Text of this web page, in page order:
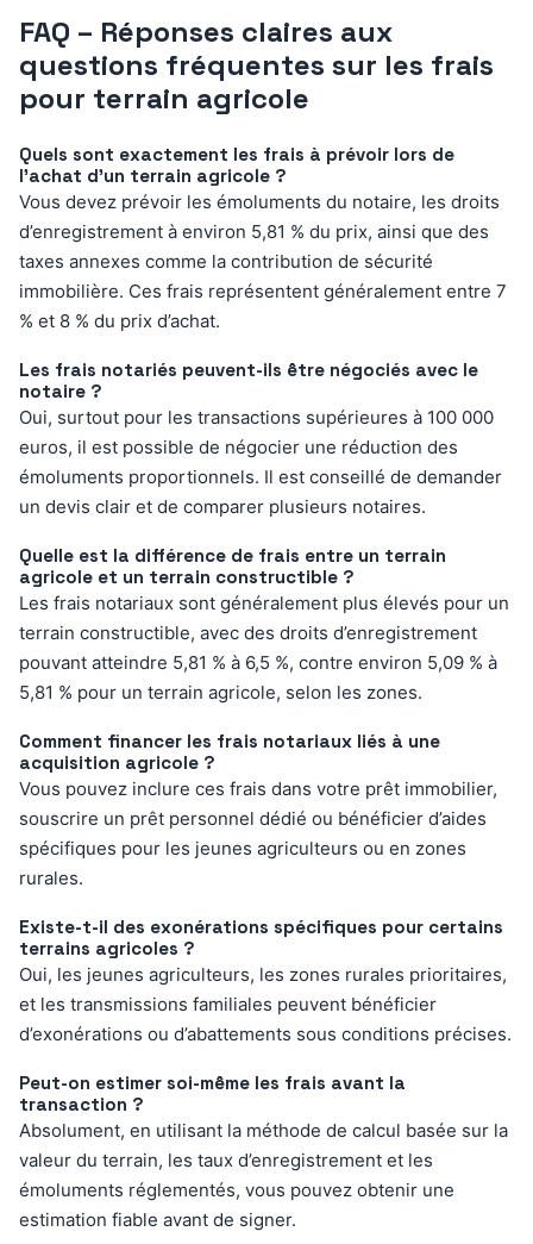
FAQ – Réponses claires aux
questions fréquentes sur les frais
pour terrain agricole
Quels sont exactement les frais à prévoir lors de
l’achat d’un terrain agricole ?
Vous devez prévoir les émoluments du notaire, les droits
d’enregistrement à environ 5,81 % du prix, ainsi que des
taxes annexes comme la contribution de sécurité
immobilière. Ces frais représentent généralement entre 7
% et 8 % du prix d’achat.
Les frais notariés peuvent-ils être négociés avec le
notaire ?
Oui, surtout pour les transactions supérieures à 100 000
euros, il est possible de négocier une réduction des
émoluments proportionnels. Il est conseillé de demander
un devis clair et de comparer plusieurs notaires.
Quelle est la différence de frais entre un terrain
agricole et un terrain constructible ?
Les frais notariaux sont généralement plus élevés pour un
terrain constructible, avec des droits d’enregistrement
pouvant atteindre 5,81 % à 6,5 %, contre environ 5,09 % à
5,81 % pour un terrain agricole, selon les zones.
Comment financer les frais notariaux liés à une
acquisition agricole ?
Vous pouvez inclure ces frais dans votre prêt immobilier,
souscrire un prêt personnel dédié ou bénéficier d’aides
spécifiques pour les jeunes agriculteurs ou en zones
rurales.
Existe-t-il des exonérations spécifiques pour certains
terrains agricoles ?
Oui, les jeunes agriculteurs, les zones rurales prioritaires,
et les transmissions familiales peuvent bénéficier
d’exonérations ou d’abattements sous conditions précises.
Peut-on estimer soi-même les frais avant la
transaction ?
Absolument, en utilisant la méthode de calcul basée sur la
valeur du terrain, les taux d’enregistrement et les
émoluments réglementés, vous pouvez obtenir une
estimation fiable avant de signer.